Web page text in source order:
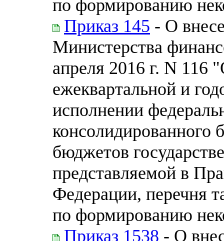
по формированию
Приказ 145 - О
Министерства
апреля 2016 г. N 116
ежеквартальной и
исполнении
консолидированного
бюджетов
представляемой в
Федерации, перечня
по формированию
Приказ 1538 - О